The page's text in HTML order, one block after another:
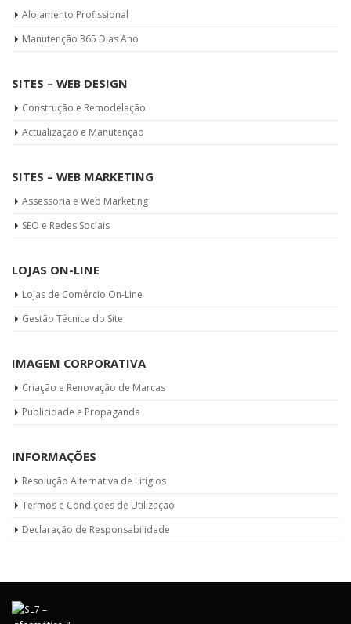
Alojamento Profissional
Manutenção 365 Dias Ano
SITES – WEB DESIGN
Construção e Remodelação
Actualização e Manutenção
SITES – WEB MARKETING
Assessoria e Web Marketing
SEO e Redes Sociais
LOJAS ON-LINE
Lojas de Comércio On-Line
Gestão Técnica do Site
IMAGEM CORPORATIVA
Criação e Renovação de Marcas
Publicidade e Propaganda
INFORMAÇÕES
Resolução Alternativa de Litígios
Termos e Condições de Utilização
Declaração de Responsabilidade